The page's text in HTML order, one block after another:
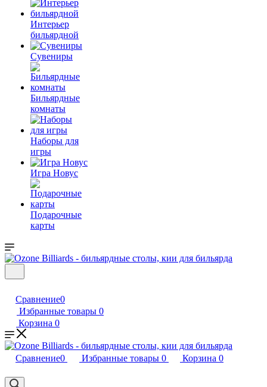
Интерьер
бильярдной
Сувениры
Бильярдные
комнаты
Наборы для
игры
Игра Новус
Подарочные
карты
Сравнение0
Избранные товары 0
Корзина 0
Сравнение0 Избранные товары 0 Корзина 0